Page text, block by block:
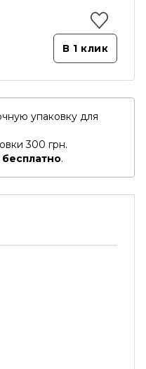
В 1 клик
упаковку для
300 грн.
бесплатно.